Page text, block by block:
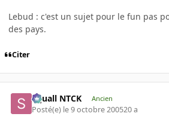
Lebud : c'est un sujet pour le fun pas
des pays.
Citer
Squall NTCK Ancien
Posté(e) le 9 octobre 200520 a